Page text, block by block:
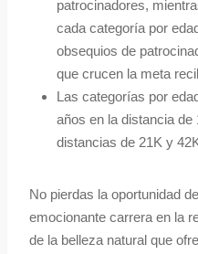
patrocinadores,
cada categoría por
obsequios de
que crucen la meta
Las categorías por
años en la distancia
distancias de 21K y
No pierdas la oportunidad
emocionante carrera en la
de la belleza natural que